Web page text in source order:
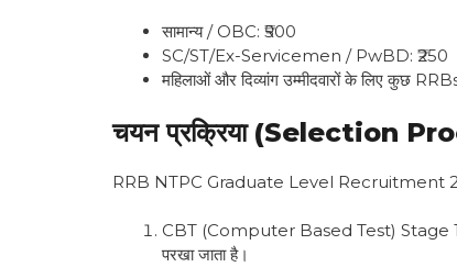
सामान्य / OBC: ₹500
SC/ST/Ex-Servicemen / PwBD: ₹250
महिलाओं और दिव्यांग उम्मीदवारों के लिए कुछ
चयन प्रक्रिया (Selection
RRB NTPC Graduate Level Recruitment 2025
CBT (Computer Based Test) Stage 1- यह
परखा जाता है।